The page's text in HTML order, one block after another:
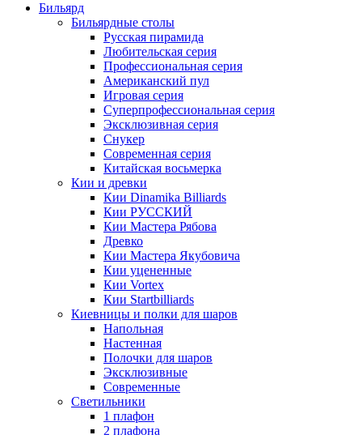
Бильярд
Бильярдные столы
Русская пирамида
Любительская серия
Профессиональная серия
Американский пул
Игровая серия
Суперпрофессиональная серия
Эксклюзивная серия
Снукер
Современная серия
Китайская восьмерка
Кии и древки
Кии Dinamika Billiards
Кии РУССКИЙ
Кии Мастера Рябова
Древко
Кии Мастера Якубовича
Кии уцененные
Кии Vortex
Кии Startbilliards
Киевницы и полки для шаров
Напольная
Настенная
Полочки для шаров
Эксклюзивные
Современные
Светильники
1 плафон
2 плафона